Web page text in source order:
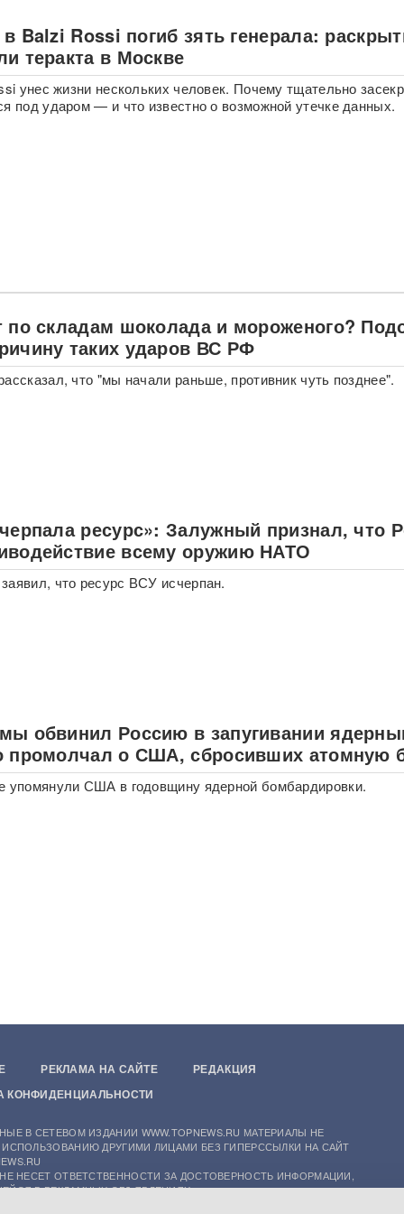
Balzi Rossi погиб зять генерала:
теракта в Москве
унес жизни нескольких человек. Почему тщательно
под ударом — и что известно о возможной утечке данных.
по складам шоколада и мороженого?
таких ударов ВС РФ
что "мы начали раньше, противник чуть позднее".
ресурс»: Залужный признал, что
всему оружию НАТО
что ресурс ВСУ исчерпан.
обвинил Россию в запугивании
промолчал о США, сбросивших атомную
упомянули США в годовщину ядерной бомбардировки.
РЕКЛАМА НА САЙТЕ
РЕДАКЦИЯ
КОНФИДЕНЦИАЛЬНОСТИ
В СЕТЕВОМ ИЗДАНИИ WWW.TOPNEWS.RU МАТЕРИАЛЫ НЕ
ДРУГИМИ ЛИЦАМИ БЕЗ ГИПЕРССЫЛКИ НА САЙТ
НЕСЕТ ОТВЕТСТВЕННОСТИ ЗА ДОСТОВЕРНОСТЬ ИНФОРМАЦИИ,
В РЕКЛАМНЫХ ОБЪЯВЛЕНИЯХ